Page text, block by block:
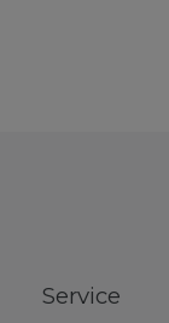
Service